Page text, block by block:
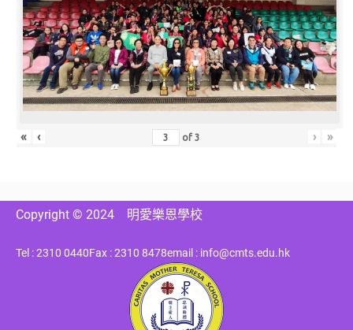
« ‹ of3 › »
Copyright © 2024 明愛樂恩學校
Tel : 2310 0440Fax : 2310 8478email : info@cmts.edu.hk